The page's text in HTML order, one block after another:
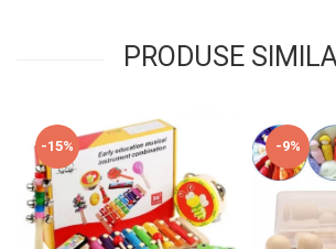
PRODUSE
-15% -9%